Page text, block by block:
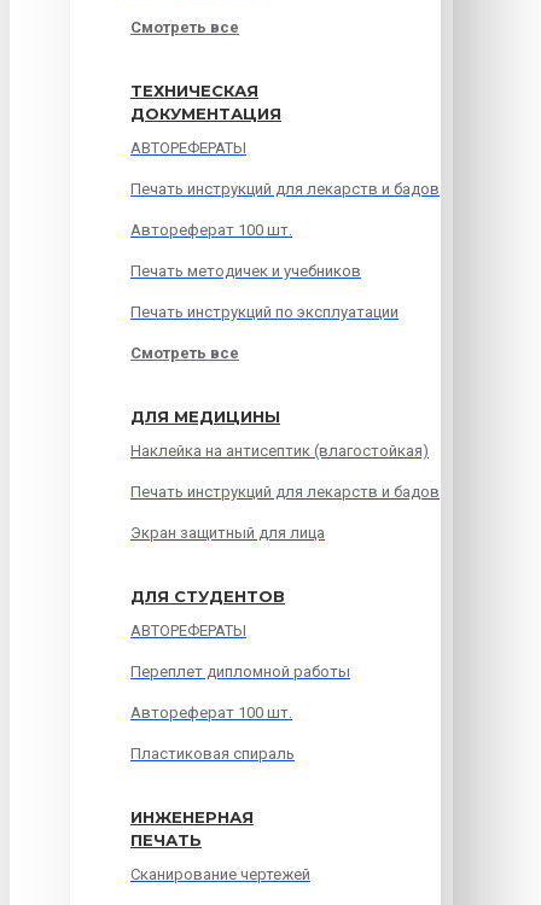
Смотреть все
ТЕХНИЧЕСКАЯ
ДОКУМЕНТАЦИЯ
АВТОРЕФЕРАТЫ
Печать инструкций для лекарств и бадов
Автореферат 100 шт.
Печать методичек и учебников
Печать инструкций по эксплуатации
Смотреть все
ДЛЯ МЕДИЦИНЫ
Наклейка на антисептик (влагостойкая)
Печать инструкций для лекарств и бадов
Экран защитный для лица
ДЛЯ СТУДЕНТОВ
АВТОРЕФЕРАТЫ
Переплет дипломной работы
Автореферат 100 шт.
Пластиковая спираль
ИНЖЕНЕРНАЯ
ПЕЧАТЬ
Сканирование чертежей